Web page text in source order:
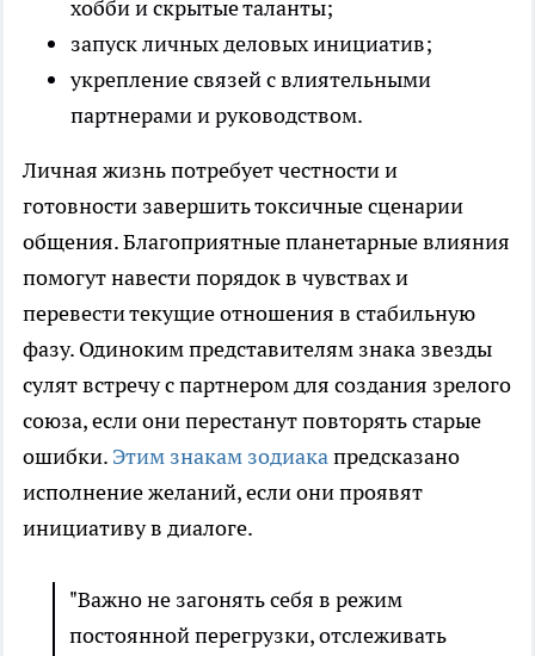
хобби и скрытые таланты;
запуск личных деловых инициатив;
укрепление связей с влиятельными
партнерами и руководством.
Личная жизнь потребует честности и
готовности завершить токсичные сценарии
общения. Благоприятные планетарные влияния
помогут навести порядок в чувствах и
перевести текущие отношения в стабильную
фазу. Одиноким представителям знака звезды
сулят встречу с партнером для создания зрелого
союза, если они перестанут повторять старые
ошибки. Этим знакам зодиакапредсказано
исполнение желаний, если они проявят
инициативу в диалоге.
"Важно не загонять себя в режим
постоянной перегрузки, отслеживать